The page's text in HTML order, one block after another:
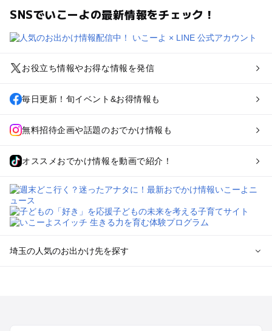
SNSでいこーよの最新情報をチェック！
お役立ち情報やお得な情報を発信
毎日更新！旬イベント&お得情報も
無料招待企画や話題のおでかけ情報も
オススメおでかけ情報を動画で紹介！
埼玉の人気のお出かけ先を探す